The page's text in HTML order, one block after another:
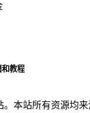
和教程
本站所有资源均